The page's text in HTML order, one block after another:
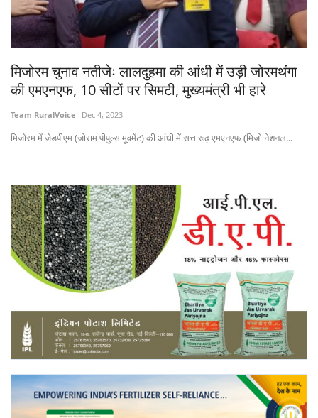
States
Agribusiness
International
Rural Dialogue
Ground Report
Gallery
National
Latest News
मिजोरम चुनाव नतीजेः लालदुहमा की आंधी में उड़ी जोरमथंगा
की एमएनएफ, 10 सीटों पर सिमटी, मुख्यमंत्री भी हारे
Team RuralVoice Dec 4, 2023
मिजोरम में जेडपीएम (जोराम पीपुल्स मूवमेंट) की आंधी में सत्तारूढ़ एमएनएफ (मिजो नेशनल...